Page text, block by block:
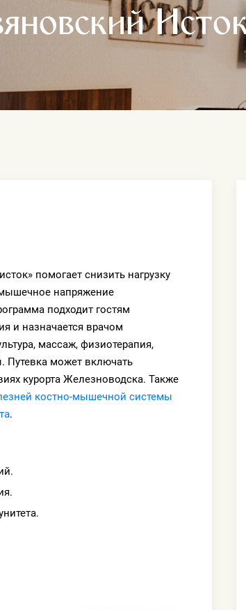
помогает снизить нагрузку
напряжение
подходит гостям
и назначается врачом
массаж, физиотерапия,
Путевка может включать
курорта Железноводска. Также
костно-мышечной системы
.